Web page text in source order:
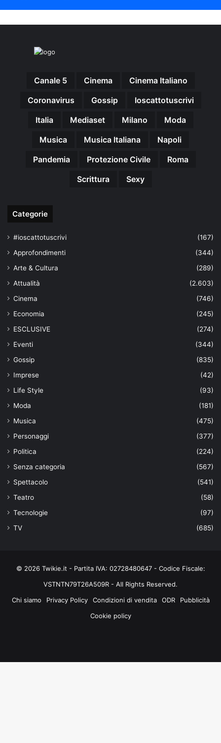
Canale 5 Cinema
Cinema Italiano
Coronavirus
Gossip
Ioscattotuscrivi
Italia
Mediaset Milano
Moda
Musica
Musica Italiana
Napoli
Pandemia
Protezione Civile
Roma
Scrittura
Sexy
Categorie
#ioscattotuscrivi
(167)
Approfondimenti
(344)
Arte & Cultura
(289)
Attualità
(2.603)
Cinema
(746)
Economia
(245)
ESCLUSIVE
(274)
Eventi
(344)
Gossip
(835)
Imprese
(42)
Life Style
(93)
Moda
(181)
Musica
(475)
Personaggi
(377)
Politica
(224)
Senza categoria
(567)
Spettacolo
(541)
Teatro
(58)
Tecnologie
(97)
TV
(685)
© 2026 Twikie.it - Partita IVA: 02728480647 - Codice Fiscale:
VSTNTN79T26A509R - All Rights Reserved.
Chi siamo
Privacy Policy Condizioni di vendita ODR
Pubblicità
Cookie policy
Tube